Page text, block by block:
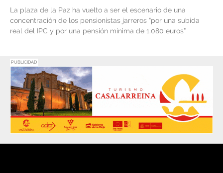
La plaza de la Paz ha vuelto a ser el escenario de una
concentración de los pensionistas jarreros “por una subida
real del IPC y por una pensión mínima de 1.080 euros”
PUBLICIDAD